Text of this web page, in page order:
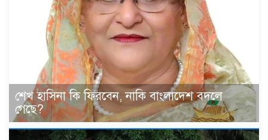
শেখ হাসিনা কি ফিরবেন, নাকি বাংলাদেশ বদলে
গেছে?